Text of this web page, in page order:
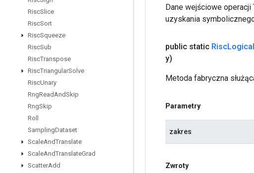
RiscSlice
RiscSort
RiscSqueeze
RiscSub
RiscTranspose
RiscTriangularSolve
RiscUnary
RngReadAndSkip
RngSkip
Roll
SamplingDataset
ScaleAndTranslate
ScaleAndTranslateGrad
ScatterAdd
Dane wejściowe operacji
uzyskania
public static RiscLogical
y)
Metoda fabryczna
Parametry
zakres
Zwroty